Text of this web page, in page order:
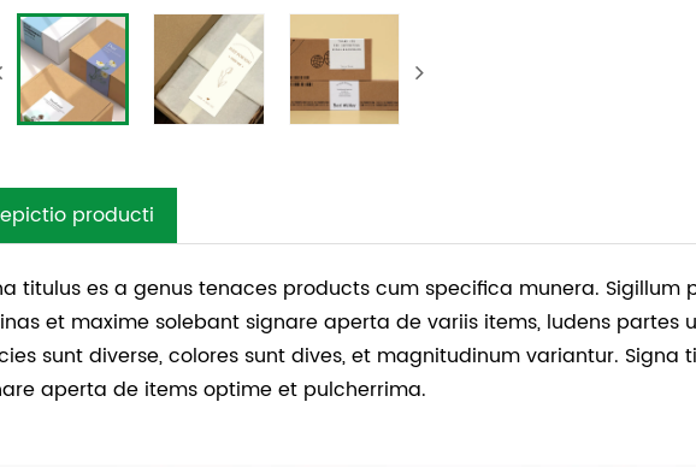
producti
titulus es a genus tenaces products cum specifica munera.
et maxime solebant signare aperta de variis items, ludens partes
sunt diverse, colores sunt dives, et magnitudinum variantur.
aperta de items optime et pulcherrima.